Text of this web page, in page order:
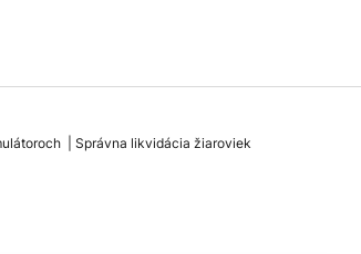
Správna likvidácia žiaroviek